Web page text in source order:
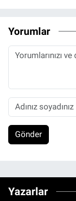
Yorumlar
Gönder
Yazarlar